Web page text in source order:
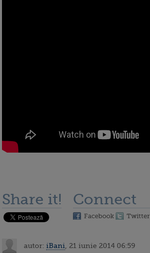
Share it! Connect
Facebook Twitter
autor: iBani , 21 iunie 2014 06:59